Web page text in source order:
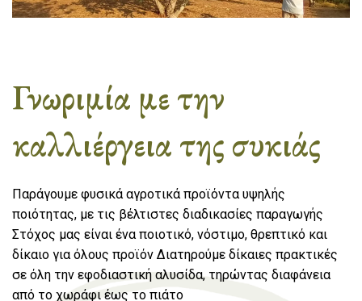
Γνωριμία με την
καλλιέργεια της συκιάς​
Παράγουμε φυσικά αγροτικά προϊόντα υψηλής
ποιότητας, με τις βέλτιστες διαδικασίες παραγωγής
Στόχος μας είναι ένα ποιοτικό, νόστιμο, θρεπτικό και
δίκαιο για όλους προϊόν Διατηρούμε δίκαιες πρακτικές
σε όλη την εφοδιαστική αλυσίδα, τηρώντας διαφάνεια
από το χωράφι έως το πιάτο